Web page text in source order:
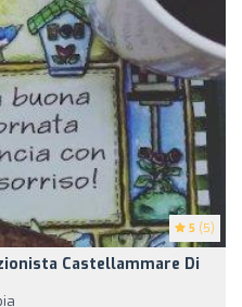
5 (5)
Castellammare Di